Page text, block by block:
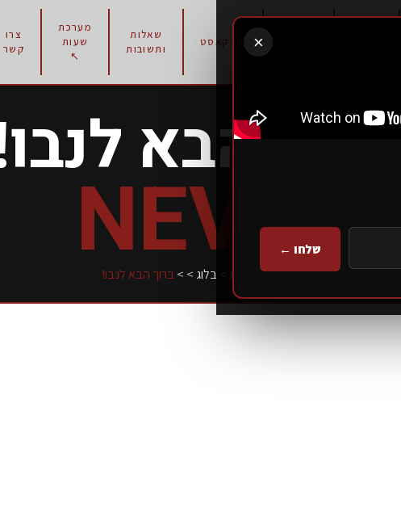
פודקאסט
שאלות
ותשובות
מערכת
שעות
↖
צרו
קשר
ברוך הבא
NEVO
עמוד הבית בלוג >
> ברוך הבא לנבו!
×
שלחו ←